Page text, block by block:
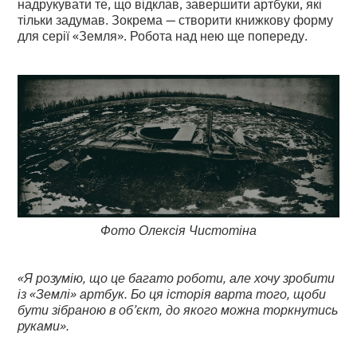
тільки задумав. Зокрема — створити книжкову форму
для серії «Земля». Робота над нею ще попереду.
Фото Олексія Чистотіна
«Я розумію, що це багато роботи, але хочу зробити
із «Землі» артбук. Бо ця історія варта того, щоби
бути зібраною в об’єкт, до якого можна торкнутись
руками».